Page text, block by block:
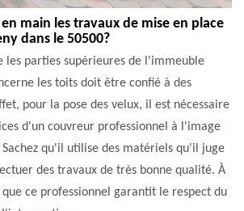
main les travaux de mise en place
dans le 50500?
les parties supérieures de l'immeuble
les toits doit être confié à des
pour la pose des velux, il est nécessaire
d'un couvreur professionnel à l'image
qu'il utilise des matériels qu'il juge
des travaux de très bonne qualité. À
que ce professionnel garantit le respect du